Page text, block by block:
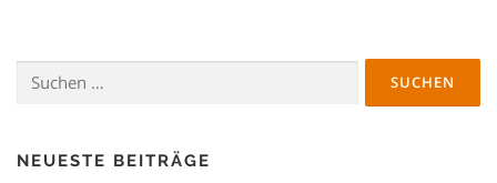
nach:
NEUESTE BEITRÄGE